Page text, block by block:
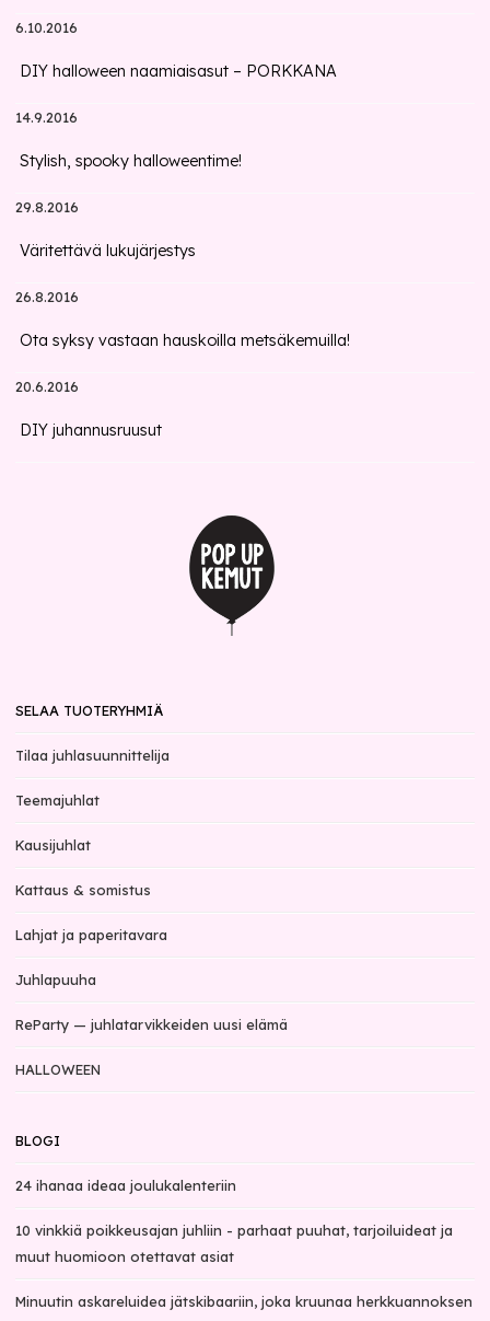
6.10.2016
DIY halloween naamiaisasut – PORKKANA
14.9.2016
Stylish, spooky halloweentime!
29.8.2016
Väritettävä lukujärjestys
26.8.2016
Ota syksy vastaan hauskoilla metsäkemuilla!
20.6.2016
DIY juhannusruusut
SELAA TUOTERYHMIÄ
Tilaa juhlasuunnittelija
Teemajuhlat
Kausijuhlat
Kattaus & somistus
Lahjat ja paperitavara
Juhlapuuha
ReParty — juhlatarvikkeiden uusi elämä
HALLOWEEN
BLOGI
24 ihanaa ideaa joulukalenteriin
10 vinkkiä poikkeusajan juhliin - parhaat puuhat, tarjoiluideat ja
muut huomioon otettavat asiat
Minuutin askareluidea jätskibaariin, joka kruunaa herkkuannoksen